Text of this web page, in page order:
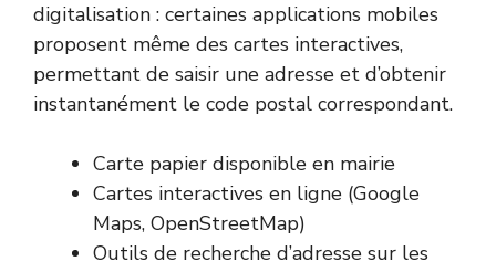
digitalisation : certaines applications mobiles
proposent même des cartes interactives,
permettant de saisir une adresse et d’obtenir
instantanément le code postal correspondant.
Carte papier disponible en mairie
Cartes interactives en ligne (Google
Maps, OpenStreetMap)
Outils de recherche d’adresse sur les